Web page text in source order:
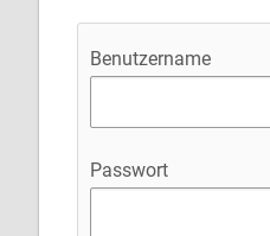
Benutzername
Passwort